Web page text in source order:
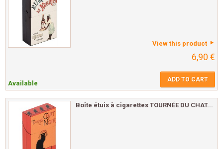
View this product
6,90 €
Available ADD TO CART
Boîte étuis à cigarettes TOURNÉE DU CHAT...